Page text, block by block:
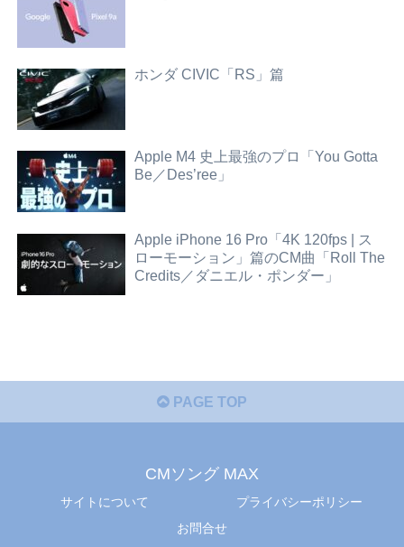
ホンダ CIVIC「RS」篇
Apple M4 史上最強のプロ「You Gotta
Be／Des’ree」
Apple iPhone 16 Pro「4K 120fps | ス
ローモーション」篇のCM曲「Roll The
Credits／ダニエル・ポンダー」
PAGE TOP
CMソング MAX
サイトについて
プライバシーポリシー
お問合せ